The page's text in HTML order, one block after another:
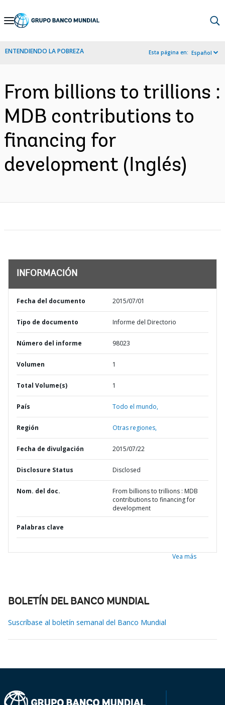
Skip
Navigation
ENTENDIENDO LA POBREZA Esta página en: Español
From billions to trillions :
MDB contributions to
financing for
development (Inglés)
INFORMACIÓN
Fecha del documento 2015/07/01
Tipo de documento Informe del Directorio
Número del informe 98023
Volumen 1
Total Volume(s) 1
País Todo el mundo,
Región Otras regiones,
Fecha de divulgación 2015/07/22
Disclosure Status Disclosed
Nom. del doc.
From billions to trillions : MDB
contributions to financing for
development
Palabras clave
Vea más
BOLETÍN DEL BANCO MUNDIAL
Suscríbase al boletín semanal del Banco Mundial